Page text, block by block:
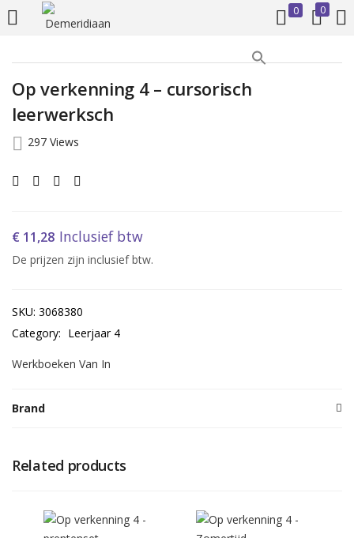
0 0
LOGIN REGISTER
Enter your username and password to login.
Op verkenning 4 – cursorisch
leerwerksch
297 Views
€ 11,28 Inclusief btw
De prijzen zijn inclusief btw.
SKU: 3068380
Category: Leerjaar 4
Werkboeken Van In
Brand
Related products